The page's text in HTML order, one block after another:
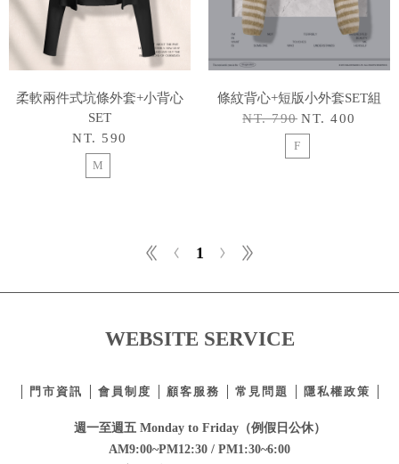
柔軟兩件式坑條外套+小背心
SET
NT. 590
M
條紋背心+短版小外套SET組
NT. 790 NT. 400
F
1
WEBSITE SERVICE
門市資訊 會員制度 顧客服務 常見問題 隱私權政策
週一至週五 Monday to Friday（例假日公休）
AM9:00~PM12:30 / PM1:30~6:00